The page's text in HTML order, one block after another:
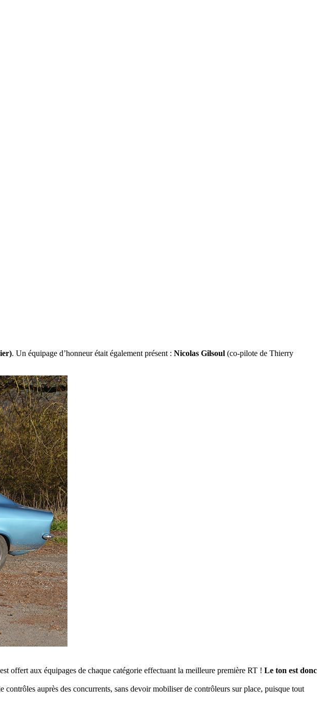
. Un équipage d’honneur était également présent : Nicolas Gilsoul (co-pilote de Thierry
offert aux équipages de chaque catégorie effectuant la meilleure première RT ! Le ton est donc
contrôles auprès des concurrents, sans devoir mobiliser de contrôleurs sur place, puisque tout